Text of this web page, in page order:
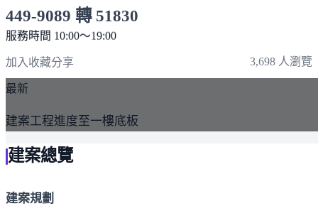
449-9089 轉 51830
服務時間 10:00～19:00
加入收藏分享 3,698 人瀏覽
最新
建案工程進度至一樓底板
建案總覽
建案規劃